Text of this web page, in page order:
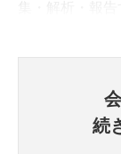
続